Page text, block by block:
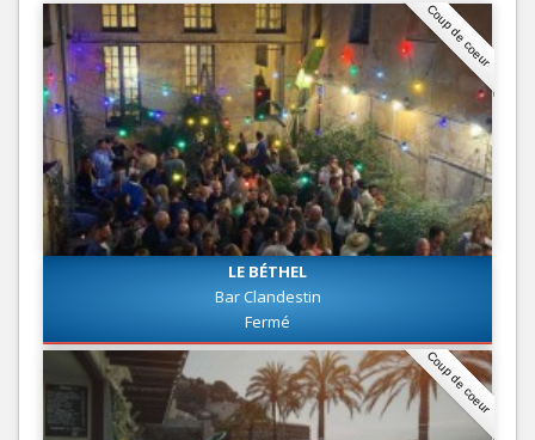
Coup de coeur
LE BÉTHEL
Bar Clandestin
Fermé
Coup de coeur